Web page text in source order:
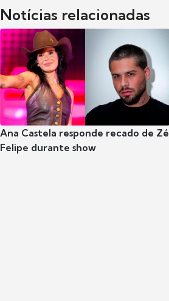
Notícias relacionadas
Ana Castela responde recado de Zé
Felipe durante show